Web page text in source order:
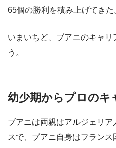
65個の勝利を積み上げてきた
いまいちど、ブアニのキャ
う。
幼少期からプロのキ
ブアニは両親はアルジェリ
スで、ブアニ自身はフラン